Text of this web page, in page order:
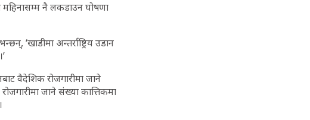
नै लकडाउन घोषणा
‘खाडीमा अन्तर्राष्ट्रिय उडान
वैदेशिक रोजगारीमा जाने
जाने संख्या कात्तिकमा